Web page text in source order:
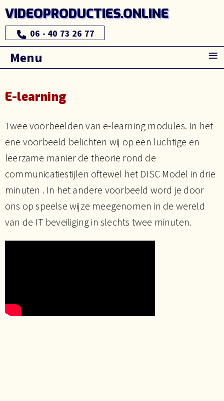
VIDEOPRODUCTIES.ONLINE
06 - 40 73 26 77
Menu ≡
E-learning
Twee voorbeelden van e-learning modules. In het
ene voorbeeld belichten wij op een luchtige en
leerzame manier de theorie rond de
communicatiestijlen oftewel het DISC Model in drie
minuten . In het andere voorbeeld word je door
ons op speelse wijze meegenomen in de wereld
van de IT beveiliging in slechts twee minuten.